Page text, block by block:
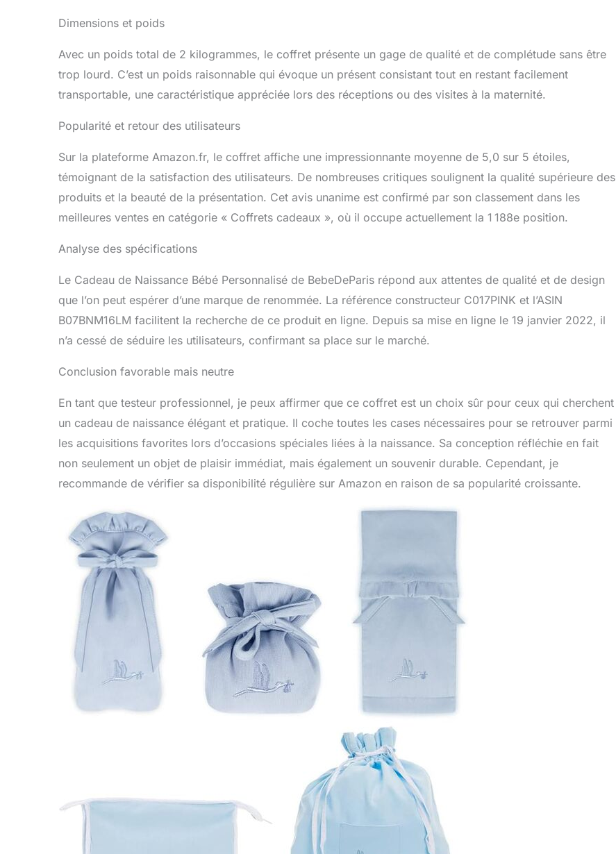
Dimensions et poids
Avec un poids total de 2 kilogrammes, le coffret présente un gage de qualité et de complétude sans être
trop lourd. C’est un poids raisonnable qui évoque un présent consistant tout en restant facilement
transportable, une caractéristique appréciée lors des réceptions ou des visites à la maternité.
Popularité et retour des utilisateurs
Sur la plateforme Amazon.fr, le coffret affiche une impressionnante moyenne de 5,0 sur 5 étoiles,
témoignant de la satisfaction des utilisateurs. De nombreuses critiques soulignent la qualité supérieure des
produits et la beauté de la présentation. Cet avis unanime est confirmé par son classement dans les
meilleures ventes en catégorie « Coffrets cadeaux », où il occupe actuellement la 1 188e position.
Analyse des spécifications
Le Cadeau de Naissance Bébé Personnalisé de BebeDeParis répond aux attentes de qualité et de design
que l’on peut espérer d’une marque de renommée. La référence constructeur C017PINK et l’ASIN
B07BNM16LM facilitent la recherche de ce produit en ligne. Depuis sa mise en ligne le 19 janvier 2022, il
n’a cessé de séduire les utilisateurs, confirmant sa place sur le marché.
Conclusion favorable mais neutre
En tant que testeur professionnel, je peux affirmer que ce coffret est un choix sûr pour ceux qui cherchent
un cadeau de naissance élégant et pratique. Il coche toutes les cases nécessaires pour se retrouver parmi
les acquisitions favorites lors d’occasions spéciales liées à la naissance. Sa conception réfléchie en fait
non seulement un objet de plaisir immédiat, mais également un souvenir durable. Cependant, je
recommande de vérifier sa disponibilité régulière sur Amazon en raison de sa popularité croissante.